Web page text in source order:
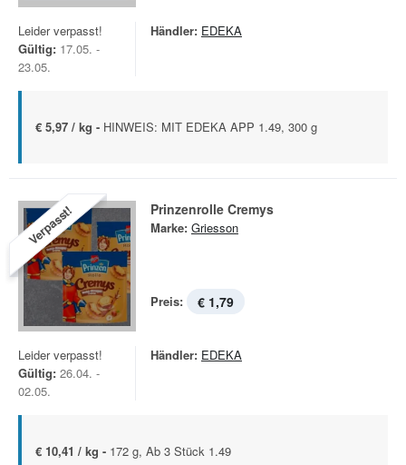
Leider verpasst!
Gültig: 17.05. -
23.05.
Händler: EDEKA
€ 5,97 / kg - HINWEIS: MIT EDEKA APP 1.49, 300 g
Verpasst! Prinzenrolle Cremys
Marke: Griesson
Preis: € 1,79
Leider verpasst!
Gültig: 26.04. -
02.05.
Händler: EDEKA
€ 10,41 / kg - 172 g, Ab 3 Stück 1.49